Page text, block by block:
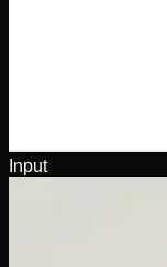
Input